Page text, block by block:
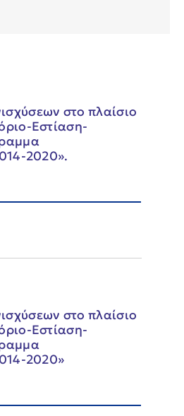
στο πλαίσιο
Εστίαση-
2020».
στο πλαίσιο
Εστίαση-
2020»